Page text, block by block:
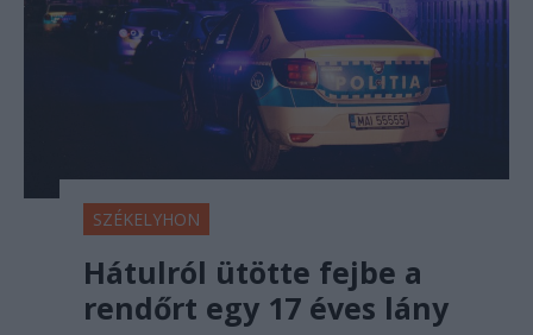
SZÉKELYHON
Hátulról ütötte fejbe a
rendőrt egy 17 éves lány